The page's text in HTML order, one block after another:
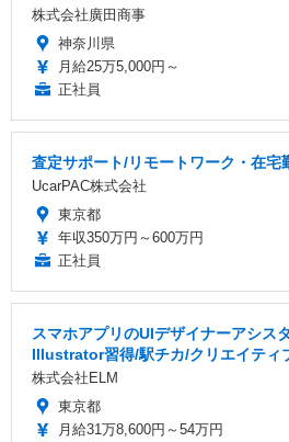
株式会社廣田商事
神奈川県
月給25万5,000円～
正社員
査定サポート/リモートワーク・在宅
UcarPAC株式会社
東京都
年収350万円～600万円
正社員
スマホアプリのUIデザイナーアシス
Illustrator習得/駅チカ/クリエイティ
株式会社ELM
東京都
月給31万8,600円～54万円